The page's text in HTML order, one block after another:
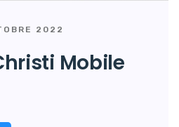
2022
Mobile